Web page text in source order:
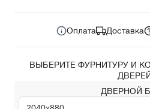
Оплата Доставка
ВЫБЕРИТЕ ФУРНИТУРУ И
ДВЕРНОЙ